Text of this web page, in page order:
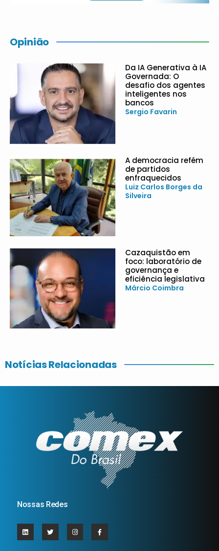
Opinião
Da IA Generativa à IA
Governada: O
desafio dos agentes
inteligentes nos
bancos
Sergio Favarin
A democracia refém
de partidos
enfraquecidos
Luiz Carlos Borges da
Silveira
Cazaquistão em
foco: laboratório de
governança e
eficiência legislativa
Márcio Coimbra
Notícias Relacionadas
Nossas Redes